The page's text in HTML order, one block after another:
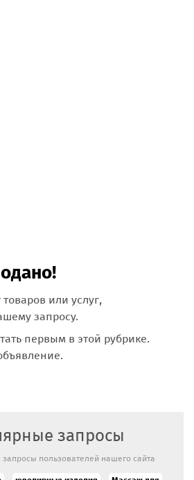
или услуг,
запросу.
первым в этой рубрике.
запросы
пользователей нашего сайта